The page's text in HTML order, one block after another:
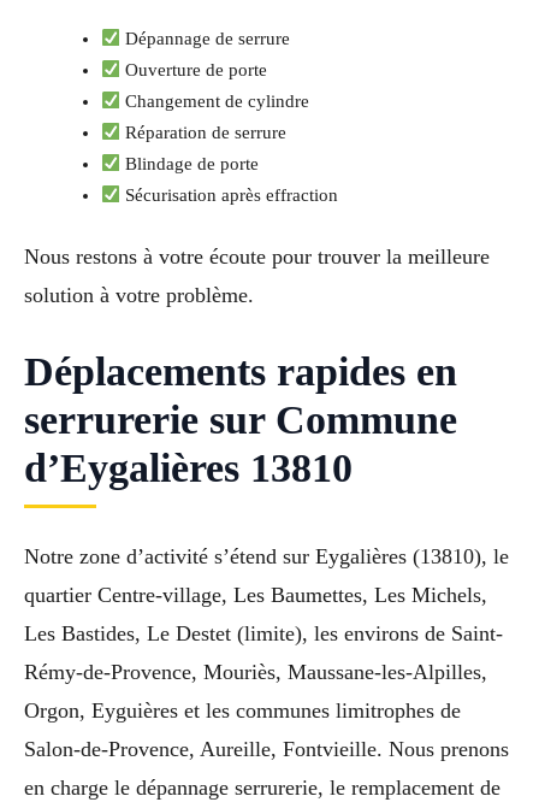
Dépannage de serrure
Ouverture de porte
Changement de cylindre
Réparation de serrure
Blindage de porte
Sécurisation après effraction
Nous restons à votre écoute pour trouver la meilleure
solution à votre problème.
Déplacements rapides en
serrurerie sur Commune
d’Eygalières 13810
Notre zone d’activité s’étend sur Eygalières (13810), le
quartier Centre-village, Les Baumettes, Les Michels,
Les Bastides, Le Destet (limite), les environs de Saint-
Rémy-de-Provence, Mouriès, Maussane-les-Alpilles,
Orgon, Eyguières et les communes limitrophes de
Salon-de-Provence, Aureille, Fontvieille. Nous prenons
en charge le dépannage serrurerie, le remplacement de